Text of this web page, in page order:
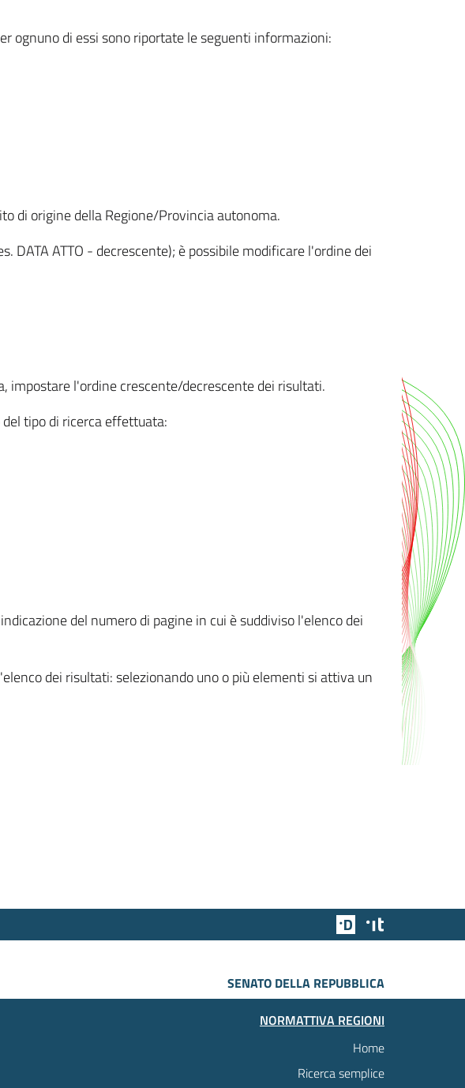
ognuno di essi sono riportate le seguenti informazioni:
di origine della Regione/Provincia autonoma.
ATTO - decrescente); è possibile modificare l'ordine dei
impostare l'ordine crescente/decrescente dei risultati.
del tipo di ricerca effettuata:
del numero di pagine in cui è suddiviso l'elenco dei
dei risultati: selezionando uno o più elementi si attiva un
Team Digitale
SENATO DELLA REPUBBLICA
NORMATTIVA REGIONI
Home
Ricerca semplice